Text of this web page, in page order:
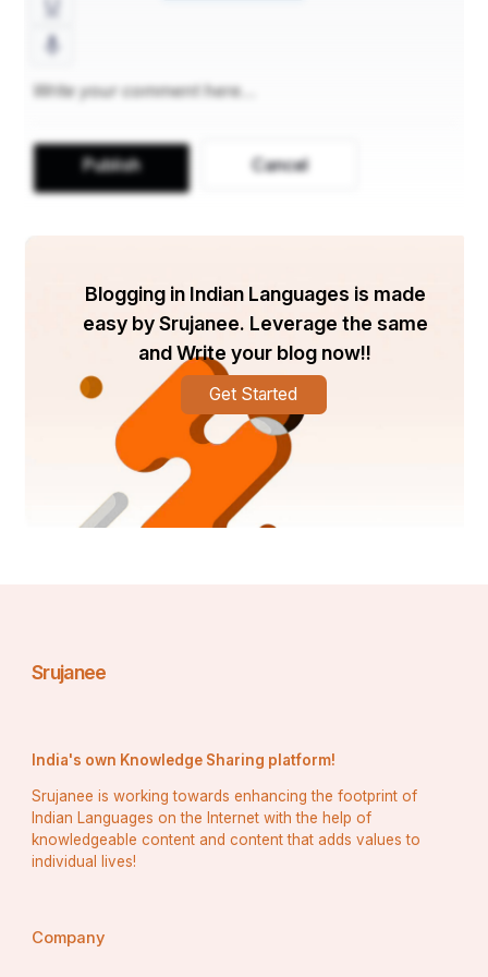
ସର୍ବପ୍ରଥମେ ଜାତୀୟ ପତାକା ୧୯୦୬ କଲିକତା ବା ତତ୍କାଳୀନ
କାଲକାଟାରେ ସ୍ୱଦେଶୀ ବଞ୍ଚାଓ ବିଦେଶୀ ହଟାଓ ଆନ୍ଦୋଳନ ବେଳେ
ଉତ୍ତୋଳନ କରାଯାଇଥିଲା।
ଏହା ପରେ ୧୯୦୬ ଅଗଷ୍ଟ ୭ରେ ବଙ୍ଗ ବିଭାଜନ ବିରୋଧୀ ରାଲିରେ
କୋଲକତାର ପାର୍ସୀ ବାଗାନ ଛକଠାରେ ଉତ୍ତୋଳନ ହୋଇଥିଲା ଆଉ
ଏକ ପତାକା। ଏହାକୁ ସଚ୍ଚିନ୍ଦ୍ର ବୋଷ ଓ ସୁକୁମାର ମିତ୍ର ଡିଜଇନ୍
କରିଥିଲେ।
Publish Cancel
Blogging in Indian Languages is made
easy by Srujanee. Leverage the same
and Write your blog now!!
Get Started
Srujanee
India's own Knowledge Sharing platform!
Srujanee is working towards enhancing the footprint of
Indian Languages on the Internet with the help of
knowledgeable content and content that adds values to
individual lives!
Company